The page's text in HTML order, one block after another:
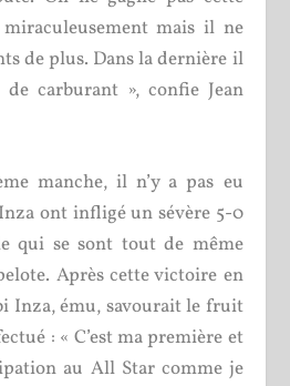
mais il ne
de plus. Dans la dernière il
carburant », confie Jean
manche, il n’y a pas eu
ont infligé un sévère 5-0
qui se sont tout de même
Après cette victoire en
Inza, ému, savourait le fruit
: « C’est ma première et
au All Star comme je